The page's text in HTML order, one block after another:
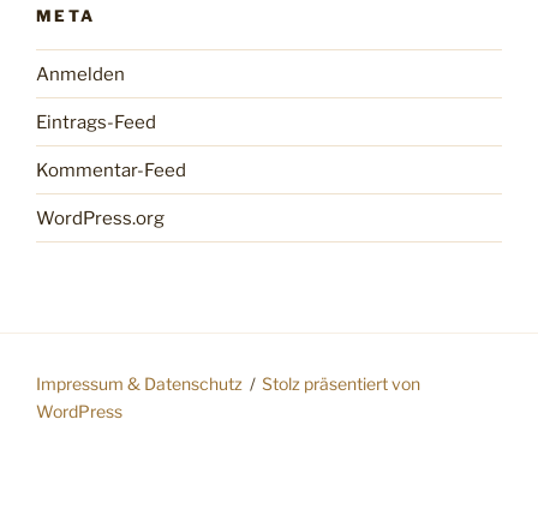
META
Anmelden
Eintrags-Feed
Kommentar-Feed
WordPress.org
Impressum & Datenschutz
Stolz präsentiert von
WordPress